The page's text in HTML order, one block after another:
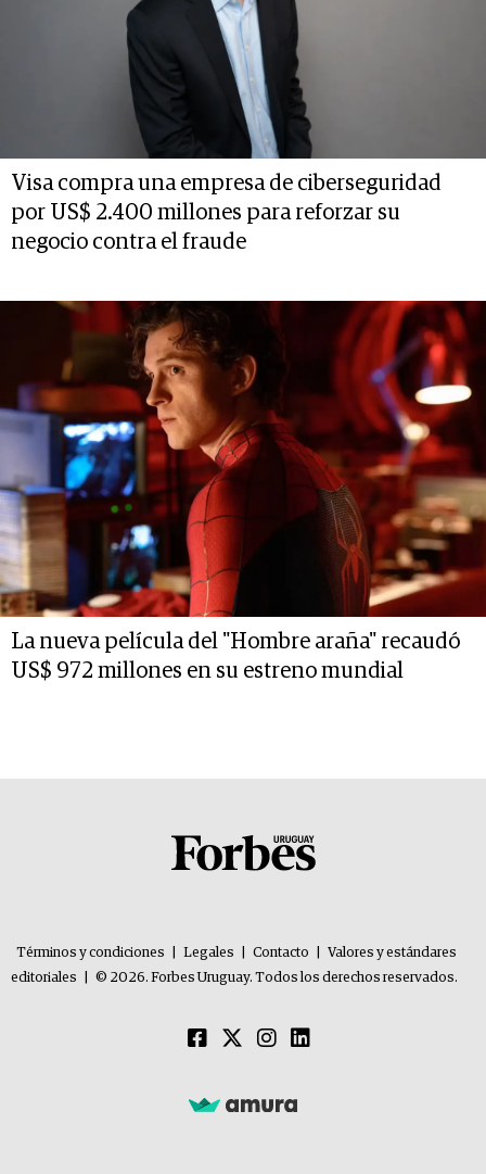
Visa compra una empresa de ciberseguridad
por US$ 2.400 millones para reforzar su
negocio contra el fraude
La nueva película del "Hombre araña" recaudó
US$ 972 millones en su estreno mundial
Términos y condiciones Legales Contacto
Valores y estándares
editoriales
© 2026. Forbes Uruguay. Todos los derechos reservados.